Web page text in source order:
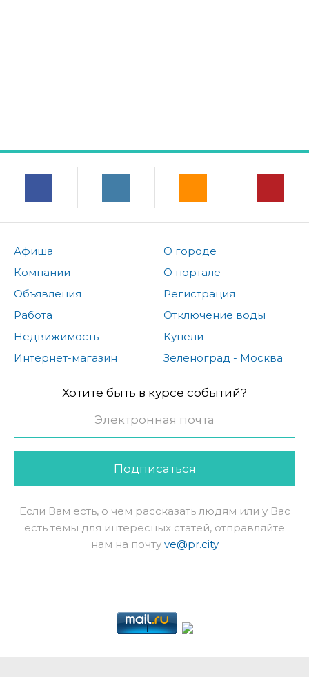
Афиша
Компании
Объявления
Работа
Недвижимость
Интернет-магазин
О городе
О портале
Регистрация
Отключение воды
Купели
Зеленоград - Москва
Хотите быть в курсе событий?
Подписаться
Если Вам есть, о чем рассказать людям или у Вас
есть темы для интересных статей, отправляйте
нам на почту ve@pr.city